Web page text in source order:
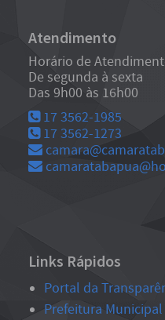
Atendimento
Horário de
De segunda à sexta
Das 9h00 às 16h00
17 3562-1985
17 3562-1273
Links Rápidos
Portal da
Prefeitura Municipal